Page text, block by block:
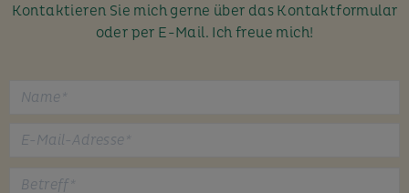
Kontaktieren Sie mich gerne über das Kontaktformular
oder per E-Mail. Ich freue mich!